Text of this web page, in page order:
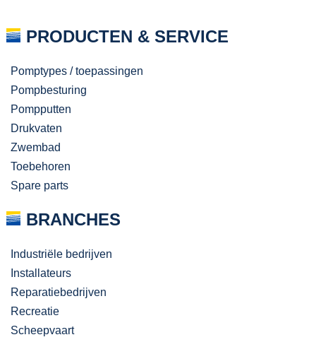
PRODUCTEN & SERVICE
Pomptypes / toepassingen
Pompbesturing
Pompputten
Drukvaten
Zwembad
Toebehoren
Spare parts
BRANCHES
Industriële bedrijven
Installateurs
Reparatiebedrijven
Recreatie
Scheepvaart